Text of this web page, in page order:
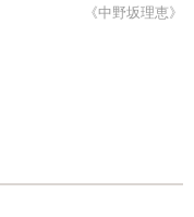
《中野坂理恵》